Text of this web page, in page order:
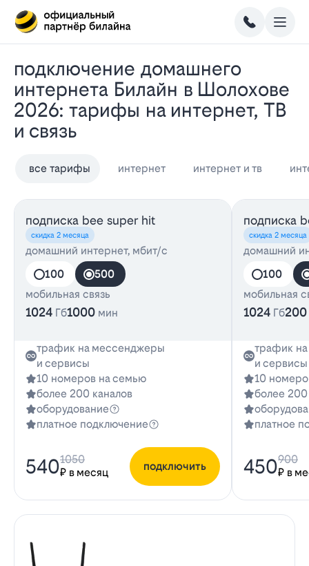
Подключение домашнего
интернета Билайн в Шолохове
2026: тарифы на интернет, ТВ
и связь
все тарифы интернет интернет и тв
подписка bee super hit
скидка 2 месяца
домашний интернет, мбит/с
100
500
мобильная связь
1024 Гб1000 мин
трафик на мессенджеры
и сервисы
10 номеров на семью
более 200 каналов
оборудование
платное подключение
540₽ в месяц
1050
подключить
подписка
скидка 2 месяца
домашний
100
мобильная
1024 Гб200
трафик
и сервисы
10
более 200
платное
450₽ в
900